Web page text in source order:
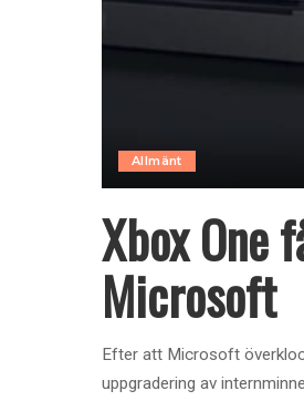
Allmänt
Xbox One
Microsoft
Efter att Microsoft
uppgradering av